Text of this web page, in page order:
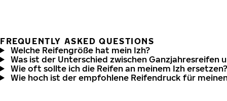
FREQUENTLY ASKED QUESTIONS
Welche Reifengröße hat mein Izh?
Was ist der Unterschied zwischen Ganzjahresreifen
Wie oft sollte ich die Reifen an meinem Izh ersetzen?
Wie hoch ist der empfohlene Reifendruck für